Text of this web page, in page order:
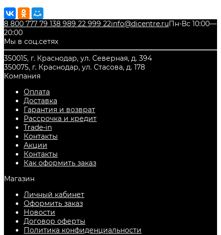
8 800 777 79 138 989 22 999 22info@dicentre.ruПн-Вс 10:00—
20:00
Мы в соц.сетях
350015, г. Краснодар, ул. Северная, д. 394
350075, г. Краснодар, ул. Стасова, д. 178
Компания
Оплата
Доставка
Гарантия и возврат
Рассрочка и кредит
Trade-in
Контакты
Акции
Контакты
Как оформить заказ
Магазин
Личный кабинет
Оформить заказ
Новости
Договор оферты
Политика конфиденциальности